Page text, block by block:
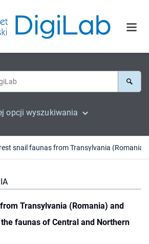
opcji wyszukiwania
Transylvania (Romania) and
faunas of Central and Northern